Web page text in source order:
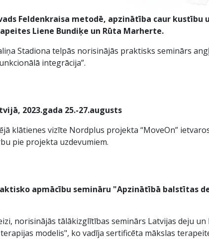
Feldenkraisa metodē, apzinātība caur kustību
Liene Bundiķe un Rūta Marherte.
Stadiona telpās norisinājās praktisks seminārs
integrācija”.
2023.gada 25.-27.augusts
klātienes vizīte Nordplus projekta “MoveOn”
pie projekta uzdevumiem.
apmācību semināru "Apzinātībā balstītas
norisinājās tālākizglītības seminārs Latvijas deju
modelis", ko vadīja sertificēta mākslas